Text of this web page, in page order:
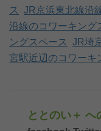
ス
JR京浜東北線沿
沿線のコワーキング
ングスペース
JR埼
宮駅近辺のコワーキ
ととのい＋ へ